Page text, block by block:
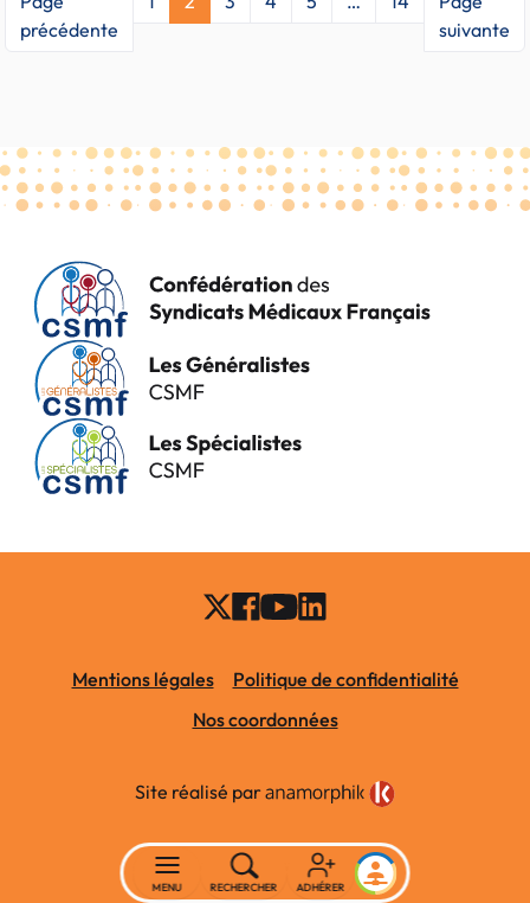
précédente
suivante
Mentions légales
Politique de confidentialité
Nos coordonnées
Site réalisé par
MENU RECHERCHER ADHÉRER